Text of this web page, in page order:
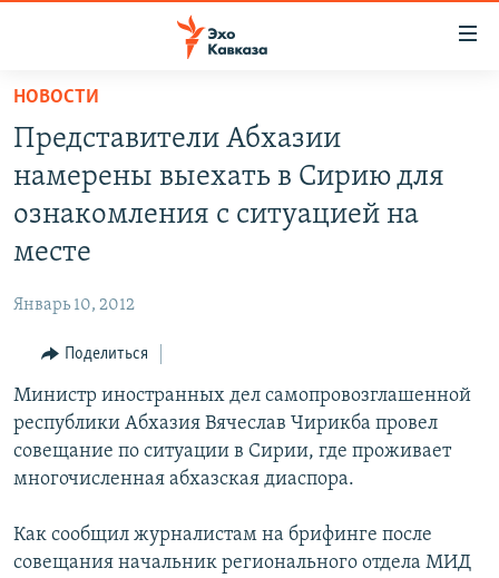
Вернуться
основному
содержанию
главной
Вернутся
поиску
ТБИЛИСИ
СУХУМИ
СЕВЕРНЫЙ КАВКАЗ
АРМЕНИЯ
АЗЕРБАЙДЖАН
ТЕМЫ
ПОЛИТИКА
ЭКОНОМИКА
ОБЩЕСТВО
КУЛЬТУРА
МИР
РУБРИКИ
НЕКРУГЛЫЙ СТОЛ
ГОСТЬ НЕДЕЛИ
ПОЗИЦИЯ
ГОЛОСА
МУЛЬТИМЕДИА
ВИДЕО
ФОТО
АУДИО
ПОДКАСТЫ
АРХИВ РАДИОПРОГРАММЫ
НОВОСТИ
Представители Абхазии
намерены выехать в Сирию для
ознакомления с ситуацией на
месте
Январь 10, 2012
Поделиться
Министр иностранных дел самопровозглашенной
республики Абхазия Вячеслав Чирикба провел
совещание по ситуации в Сирии, где проживает
многочисленная абхазская диаспора.
Как сообщил журналистам на брифинге после
совещания начальник регионального отдела МИД